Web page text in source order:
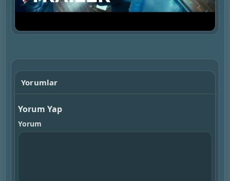
Yorumlar
Yorum Yap
Yorum